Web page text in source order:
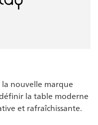
nouvelle marque
la table moderne
et rafraîchissante.